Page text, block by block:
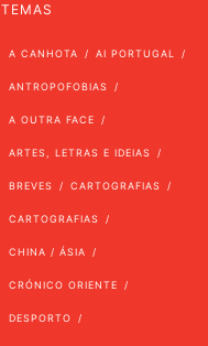
TEMAS
A CANHOTA AI PORTUGAL
ANTROPOFOBIAS
A OUTRA FACE
ARTES, LETRAS E IDEIAS
BREVES CARTOGRAFIAS
CARTOGRAFIAS
CHINA / ÁSIA
CRÓNICO ORIENTE
DESPORTO